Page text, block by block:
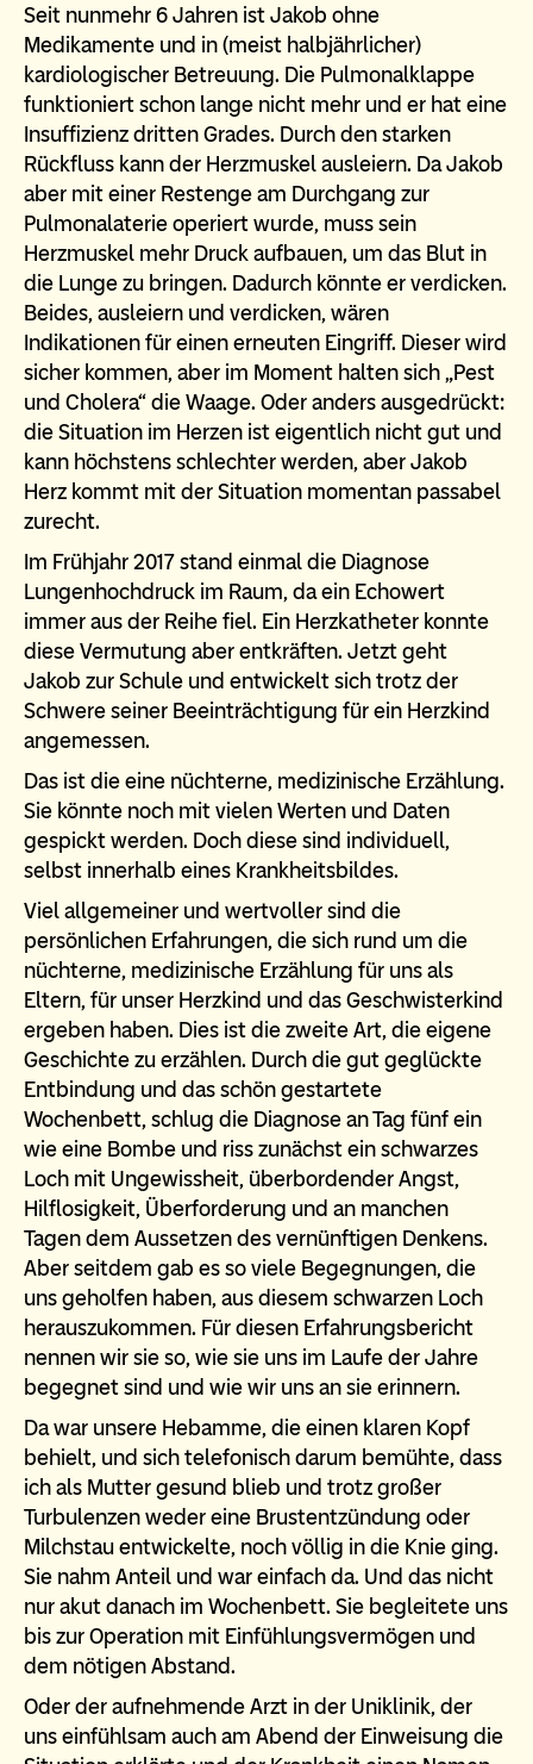
Seit nunmehr 6 Jahren ist Jakob ohne
Medikamente und in (meist halbjährlicher)
kardiologischer Betreuung. Die Pulmonalklappe
funktioniert schon lange nicht mehr und er hat eine
Insuffizienz dritten Grades. Durch den starken
Rückfluss kann der Herzmuskel ausleiern. Da Jakob
aber mit einer Restenge am Durchgang zur
Pulmonalaterie operiert wurde, muss sein
Herzmuskel mehr Druck aufbauen, um das Blut in
die Lunge zu bringen. Dadurch könnte er verdicken.
Beides, ausleiern und verdicken, wären
Indikationen für einen erneuten Eingriff. Dieser wird
sicher kommen, aber im Moment halten sich „Pest
und Cholera“ die Waage. Oder anders ausgedrückt:
die Situation im Herzen ist eigentlich nicht gut und
kann höchstens schlechter werden, aber Jakob
Herz kommt mit der Situation momentan passabel
zurecht.
Im Frühjahr 2017 stand einmal die Diagnose
Lungenhochdruck im Raum, da ein Echowert
immer aus der Reihe fiel. Ein Herzkatheter konnte
diese Vermutung aber entkräften. Jetzt geht
Jakob zur Schule und entwickelt sich trotz der
Schwere seiner Beeinträchtigung für ein Herzkind
angemessen.
Das ist die eine nüchterne, medizinische Erzählung.
Sie könnte noch mit vielen Werten und Daten
gespickt werden. Doch diese sind individuell,
selbst innerhalb eines Krankheitsbildes.
Viel allgemeiner und wertvoller sind die
persönlichen Erfahrungen, die sich rund um die
nüchterne, medizinische Erzählung für uns als
Eltern, für unser Herzkind und das Geschwisterkind
ergeben haben. Dies ist die zweite Art, die eigene
Geschichte zu erzählen. Durch die gut geglückte
Entbindung und das schön gestartete
Wochenbett, schlug die Diagnose an Tag fünf ein
wie eine Bombe und riss zunächst ein schwarzes
Loch mit Ungewissheit, überbordender Angst,
Hilflosigkeit, Überforderung und an manchen
Tagen dem Aussetzen des vernünftigen Denkens.
Aber seitdem gab es so viele Begegnungen, die
uns geholfen haben, aus diesem schwarzen Loch
herauszukommen. Für diesen Erfahrungsbericht
nennen wir sie so, wie sie uns im Laufe der Jahre
begegnet sind und wie wir uns an sie erinnern.
Da war unsere Hebamme, die einen klaren Kopf
behielt, und sich telefonisch darum bemühte, dass
ich als Mutter gesund blieb und trotz großer
Turbulenzen weder eine Brustentzündung oder
Milchstau entwickelte, noch völlig in die Knie ging.
Sie nahm Anteil und war einfach da. Und das nicht
nur akut danach im Wochenbett. Sie begleitete uns
bis zur Operation mit Einfühlungsvermögen und
dem nötigen Abstand.
Oder der aufnehmende Arzt in der Uniklinik, der
uns einfühlsam auch am Abend der Einweisung die